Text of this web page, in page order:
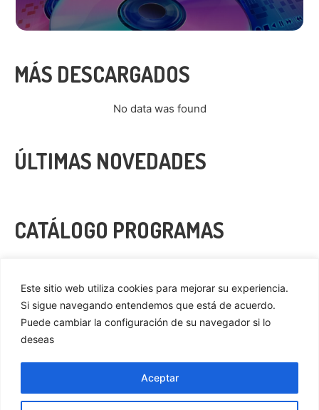
Este sitio web utiliza cookies para mejorar su experiencia.
Si sigue navegando entendemos que está de acuerdo.
Puede cambiar la configuración de su navegador si lo
deseas
Aceptar
MÁS DESCARGADOS
No data was found
ÚLTIMAS NOVEDADES
CATÁLOGO PROGRAMAS
Cookies
Aviso Legal